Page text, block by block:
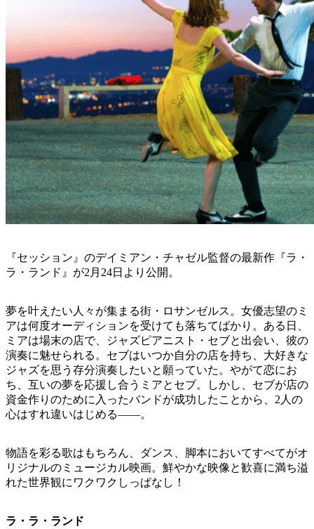
『セッション』のデイミアン・チャゼル監督の最新作『ラ・
ラ・ランド』が2月24日より公開。
夢を叶えたい人々が集まる街・ロサンゼルス。女優志望のミ
アは何度オーディションを受けても落ちてばかり。ある日、
ミアは場末の店で、ジャズピアニスト・セブと出会い、彼の
演奏に魅せられる。セブはいつか自分の店を持ち、大好きな
ジャズを思う存分演奏したいと願っていた。やがて恋にお
ち、互いの夢を応援し合うミアとセブ。しかし、セブが店の
資金作りのために入ったバンドが成功したことから、2人の
心はすれ違いはじめる――。
物語を彩る歌はもちろん、ダンス、脚本においてすべてがオ
リジナルのミュージカル映画。鮮やかな映像と歓喜に満ち溢
れた世界観にワクワクしっぱなし！
ラ・ラ・ランド